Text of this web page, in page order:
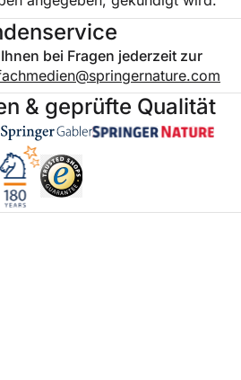
bei Fragen jederzeit zur
& geprüfte Qualität